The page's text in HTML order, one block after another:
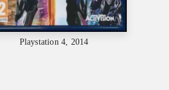
Playstation 4, 2014